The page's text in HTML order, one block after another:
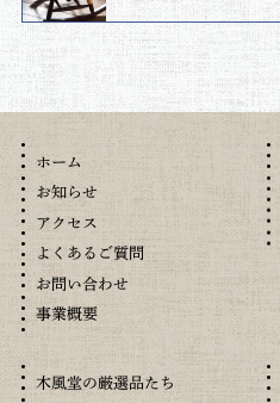
ホーム
お知らせ
アクセス
よくあるご質問
お問い合わせ
事業概要
木風堂の厳選品たち